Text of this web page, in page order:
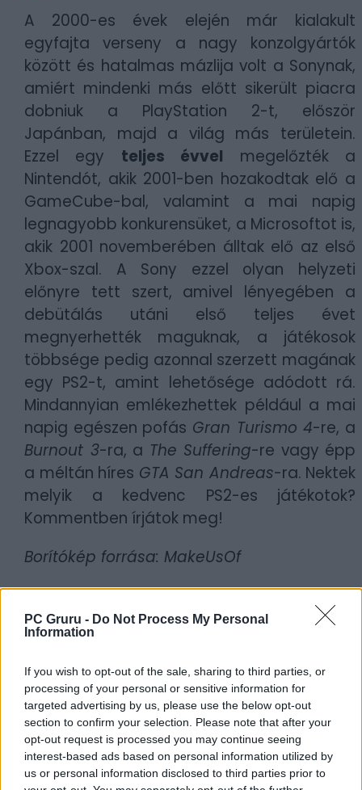
PC Gruru - Do Not Process My Personal
Information
If you wish to opt-out of the sale, sharing to third parties, or
processing of your personal or sensitive information for
targeted advertising by us, please use the below opt-out
section to confirm your selection. Please note that after your
opt-out request is processed you may continue seeing
interest-based ads based on personal information utilized by
us or personal information disclosed to third parties prior to
A 2000-es évek elején már kialakult
egyfajta verseny a nagy konzolgyártók
között és hatalmas mázlija volt a Sonynak,
amiért mindenki más előtt sikerült piacra
dobniuk a PlayStation 2-t, először
Japánban, majd a világ más területein.
Ezzel egy teljes évvel megelőzték a
Nintendót, akik 2001-ben hozakodtak elő a
GameCube-bal, valamint a mai napig
legnagyobb konkurensüket, a Microsoftot is,
akik 2001 novemberében álltak elő az első
Xbox-szal. A Sony ezzel olyan helyzeti
előnyre tett szert, amivel lényegében a
debütálás utáni első teljes évet
megnyerhették maguknak, a játékosok
többsége pedig azonnal szerzett magának
egy PS2-t, amint lehetősége adódott rá.
Mindannyian emlékezhettek például a mai
napig egészen pofás Gran Turismo 4-re, a
Burnout 3-ra, a The Suffering-re vagy épp
a méltán híres GTA San Andreas-ra. Nektek
melyik a kedvenc PS2-es játékotok?
Kommentben írjátok meg!
Borítókép forrása: MakeUsOf
Szerző:Britpopper
Dátum:2025.03.04 16:00
Csapd be az AI-t! Állítsd be itt, hogy a PC
Guru tartalmairól véletlenül se maradj le
a Google-ben.
KAPCSOLÓDÓ HÍREK
Több nagyágyút hozhat PS5-re idén a